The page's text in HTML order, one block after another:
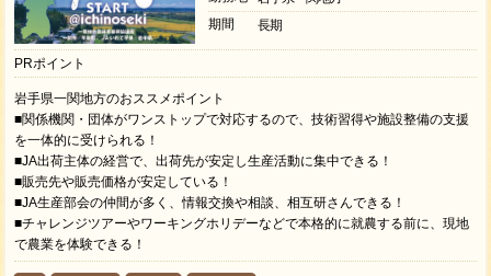
期間
長期
PRポイント
岩手県一関地方のおススメポイント
■関係機関・団体がワンストップで対応するので、技術習得や施設整備の支援
を一体的に受けられる！
■JA出荷主体の経営で、出荷先が安定し生産活動に集中できる！
■販売先や販売価格が安定している！
■JA生産部会の仲間が多く、情報交換や相談、相互研さんできる！
■チャレンジツアーやワーキングホリデーなどで本格的に就農する前に、現地
で農業を体験できる！